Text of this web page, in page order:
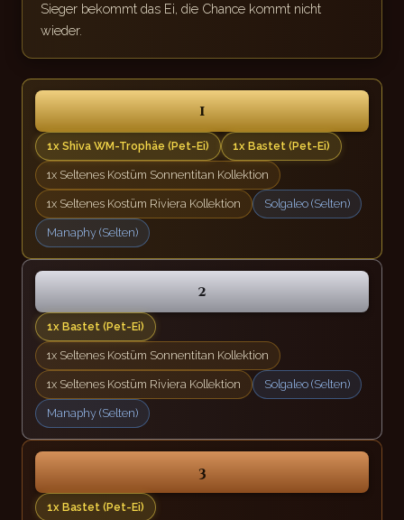
Sieger bekommt das Ei, die Chance kommt nicht
wieder.
1
1x Shiva WM-Trophäe (Pet-Ei) 1x Bastet (Pet-Ei)
1x Seltenes Kostüm Sonnentitan Kollektion
1x Seltenes Kostüm Riviera Kollektion Solgaleo (Selten)
Manaphy (Selten)
2
1x Bastet (Pet-Ei)
1x Seltenes Kostüm Sonnentitan Kollektion
1x Seltenes Kostüm Riviera Kollektion Solgaleo (Selten)
Manaphy (Selten)
3
1x Bastet (Pet-Ei)